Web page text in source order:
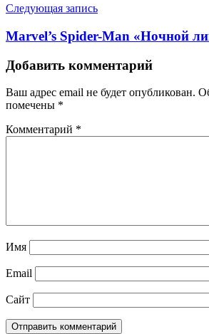
Следующая запись
Marvel’s Spider-Man «Ночной
Добавить комментарий
Ваш адрес email не будет опубликован.
помечены *
Комментарий *
Имя
Email
Сайт